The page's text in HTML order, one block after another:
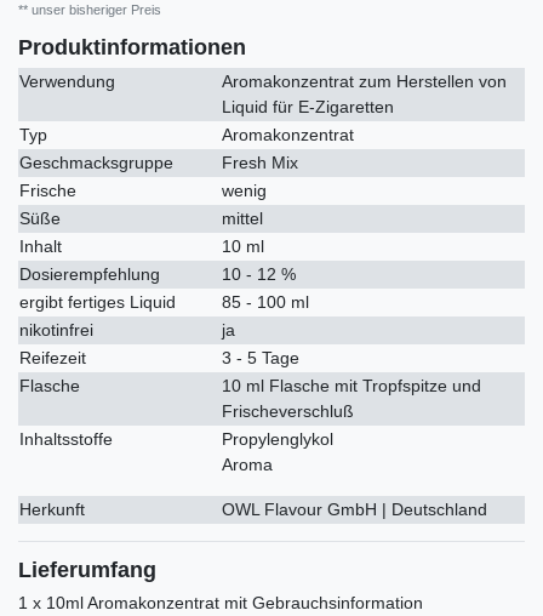
** unser bisheriger Preis
Produktinformationen
Verwendung
Aromakonzentrat zum Herstellen von
Liquid für E-Zigaretten
Typ
Aromakonzentrat
Geschmacksgruppe
Fresh Mix
Frische
wenig
Süße
mittel
Inhalt
10 ml
Dosierempfehlung
10 - 12 %
ergibt fertiges Liquid
85 - 100 ml
nikotinfrei
ja
Reifezeit
3 - 5 Tage
Flasche
10 ml Flasche mit Tropfspitze und
Frischeverschluß
Inhaltsstoffe
Propylenglykol
Aroma
Herkunft OWL Flavour GmbH | Deutschland
Lieferumfang
1 x 10ml Aromakonzentrat mit Gebrauchsinformation